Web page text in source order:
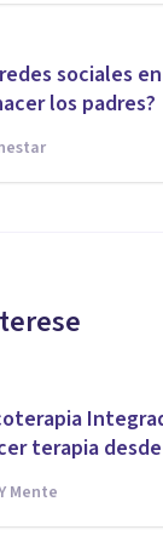
sociales
los padres?
terapia
Mente